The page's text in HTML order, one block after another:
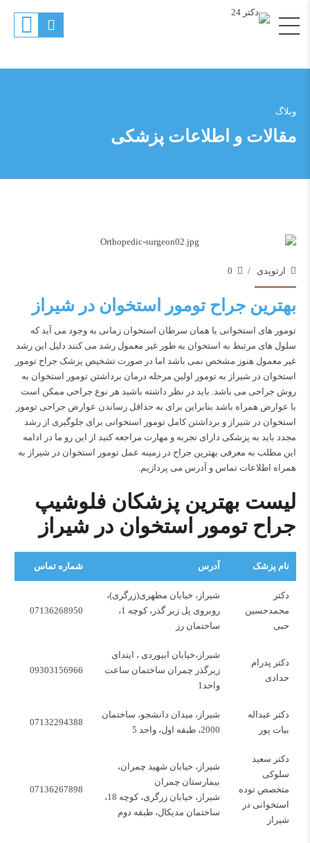
وبلاگ
مقالات و اطلاعات پزشکی
ارتوپدی 0
بهترین جراح تومور استخوان در شیراز
تومور های استخوانی یا همان سرطان استخوان زمانی به وجود می آید که
سلول های مرتبط به استخوان به طور غیر معمول رشد می کنند دلیل این رشد
غیر معمول هنوز مشخص نمی باشد اما در صورت تشخیص پزشک جراح تومور
استخوان در شیراز به تومور اولین مرحله درمان برداشتن تومور استخوان به
روش جراحی می باشد. باید در نظر داشته باشید هر نوع جراحی ممکن است
با عوارض همراه باشد بنابراین برای به حداقل رساندن عوارض جراحی تومور
استخوان در شیراز و برداشتن کامل تومور استخوانی برای جلوگیری از رشد
مجدد باید به پزشکی دارای تجربه و مهارت مراجعه کنید از این رو ما در ادامه
این مطلب به معرفی بهترین جراح در زمینه عمل تومور استخوان در شیراز به
همراه اطلاعات تماس و آدرس می پردازیم.
لیست بهترین پزشکان فلوشیپ
جراح تومور استخوان در شیراز
نام پزشک آدرس شماره تماس
دکتر
محمدحسین
حبی
شیراز، خیابان مطهری(زرگری)،
روبروی پل زیر گذر، کوچه 1،
ساختمان رز
07136268950
دکتر پدرام
حدادی
شیراز،خیابان ابیوردی ، ایتدای
زیرگذر چمران ساختمان ساعت
واحد1
09303156966
دکتر عبداله
بیات پور
شیراز، میدان دانشجو، ساختمان
2000، طبقه اول، واحد 5
07132294388
دکتر سعید
سلوکی
متخصص توده
استخوانی در
شیراز
شیراز، خیابان شهید چمران،
بیمارستان چمران
شیراز، خیابان زرگری، کوچه 18،
ساختمان مدیکال، طبقه دوم
07136267898